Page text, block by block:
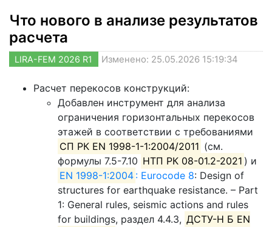
Что нового в анализе результатов
расчета
LIRA-FEM 2026 R1 Изменено: 25.05.2026 15:19:34
Расчет перекосов конструкций:
Добавлен инструмент для анализа
ограничения горизонтальных перекосов
этажей в соответствии с требованиями
СП РК EN 1998-1-1:2004/2011 (см.
формулы 7.5-7.10 НТП РК 08-01.2-2021 ) и
EN 1998-1:2004 : Eurocode 8: Design of
structures for earthquake resistance. – Part
1: General rules, seismic actions and rules
for buildings, раздел 4.4.3, ДСТУ-Н Б EN